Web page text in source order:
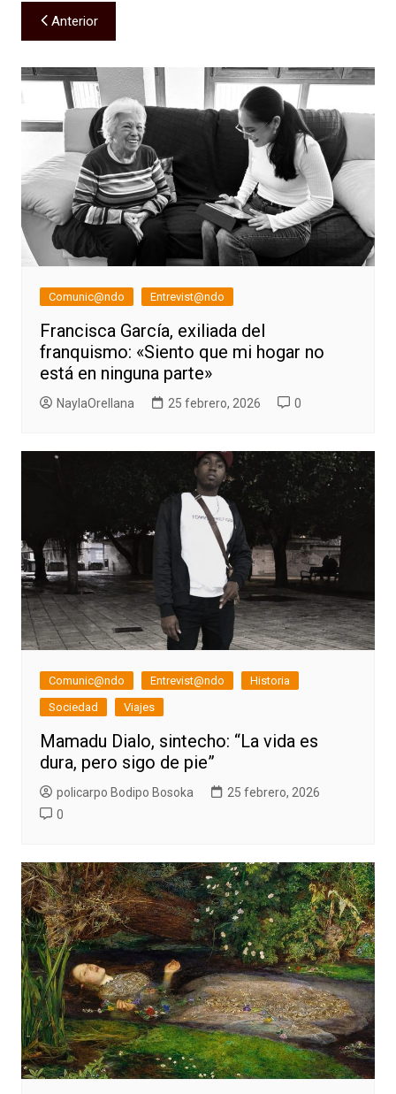
Navegación
de
entradas
Anterior
Comunic@ndo Entrevist@ndo
Francisca García, exiliada del
franquismo: «Siento que mi hogar no
está en ninguna parte»
NaylaOrellana 25 febrero, 2026 0
Comunic@ndo Entrevist@ndo
Historia
Sociedad
Viajes
Mamadu Dialo, sintecho: “La vida es
dura, pero sigo de pie”
policarpo Bodipo Bosoka
25 febrero, 2026
0